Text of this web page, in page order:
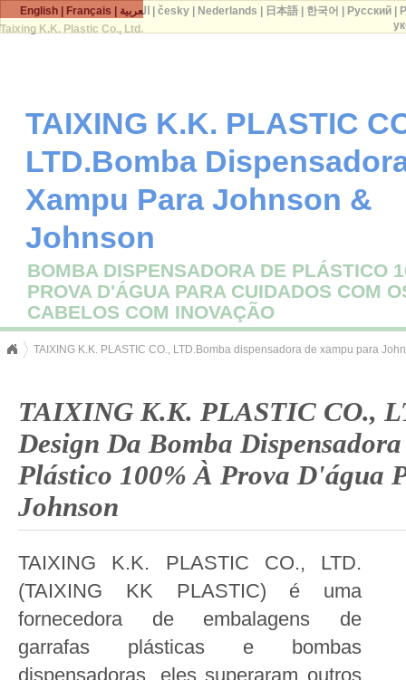
Taixing K.K. Plastic Co., Ltd.
TAIXING K.K. PLASTIC
LTD.Bomba
Xampu Para Johnson &
Johnson
BOMBA DISPENSADORA DE PLÁSTICO
PROVA D'ÁGUA PARA CUIDADOS COM
CABELOS COM INOVAÇÃO
TAIXING K.K. PLASTIC CO., LTD.Bomba dispensadora de xampu para
TAIXING K.K. PLASTIC CO.,
Design Da Bomba
Plástico 100% À Prova D'água
Johnson
TAIXING K.K. PLASTIC CO., LTD.
(TAIXING KK PLASTIC) é uma
fornecedora de embalagens de
garrafas plásticas e bombas
dispensadoras, eles superaram outros
English Français العربية |česky Nederlands 日本語 한국어 Русский